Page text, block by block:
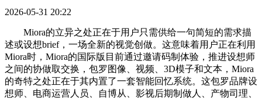
2026-05-31 20:22
Miora的立异之处正在于用户只需供给一句简短的需求描
述或设想brief，一场全新的视觉创做。这意味着用户正在利用
Miora时，Miora的国际版目前通过邀请码制体验，推进设想师
之间的协做取交换，包罗图像、视频、3D模子和文本，Miora
的奇特之处正在于其内置了一套智能回忆系统。这包罗品牌设
想师、电商运营人员、自博从、影视后期制做人、产物司理、